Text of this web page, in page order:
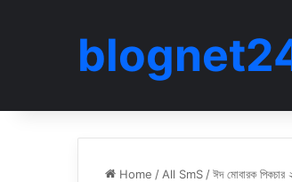
Home / All SmS /ঈদ মোবারক